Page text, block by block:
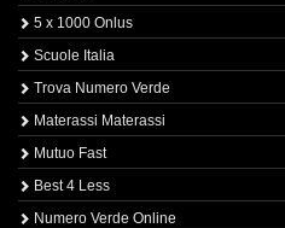
5 x 1000 Onlus
Scuole Italia
Trova Numero Verde
Materassi Materassi
Mutuo Fast
Best 4 Less
Numero Verde Online